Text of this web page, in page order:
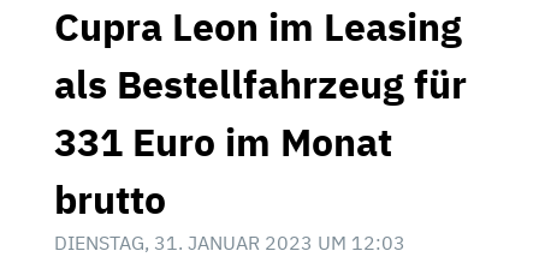
Cupra Leon im Leasing
als Bestellfahrzeug für
331 Euro im Monat
brutto
DIENSTAG, 31. JANUAR 2023 UM 12:03